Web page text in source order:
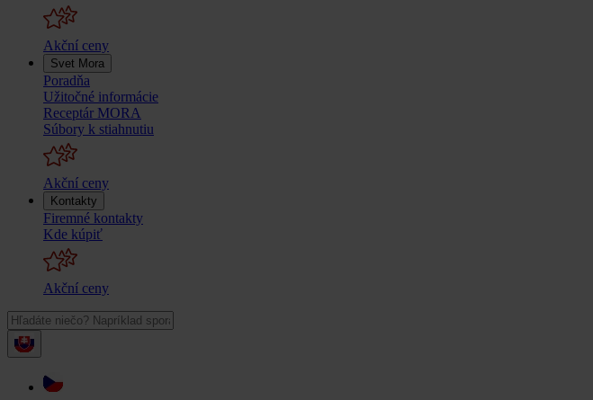
Akční ceny
Svet Mora
Poradňa
Užitočné informácie
Receptár MORA
Súbory k stiahnutiu
Akční ceny
Kontakty
Firemné kontakty
Kde kúpiť
Akční ceny